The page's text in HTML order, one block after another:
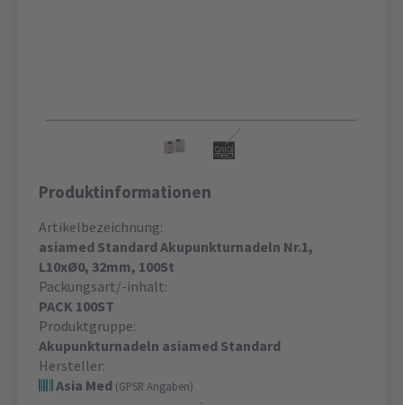
Produktinformationen
Artikelbezeichnung:
asiamed Standard Akupunkturnadeln Nr.1,
L10xØ0, 32mm, 100St
Packungsart/-inhalt:
PACK 100ST
Produktgruppe:
Akupunkturnadeln asiamed Standard
Hersteller:
Asia Med (GPSR Angaben)